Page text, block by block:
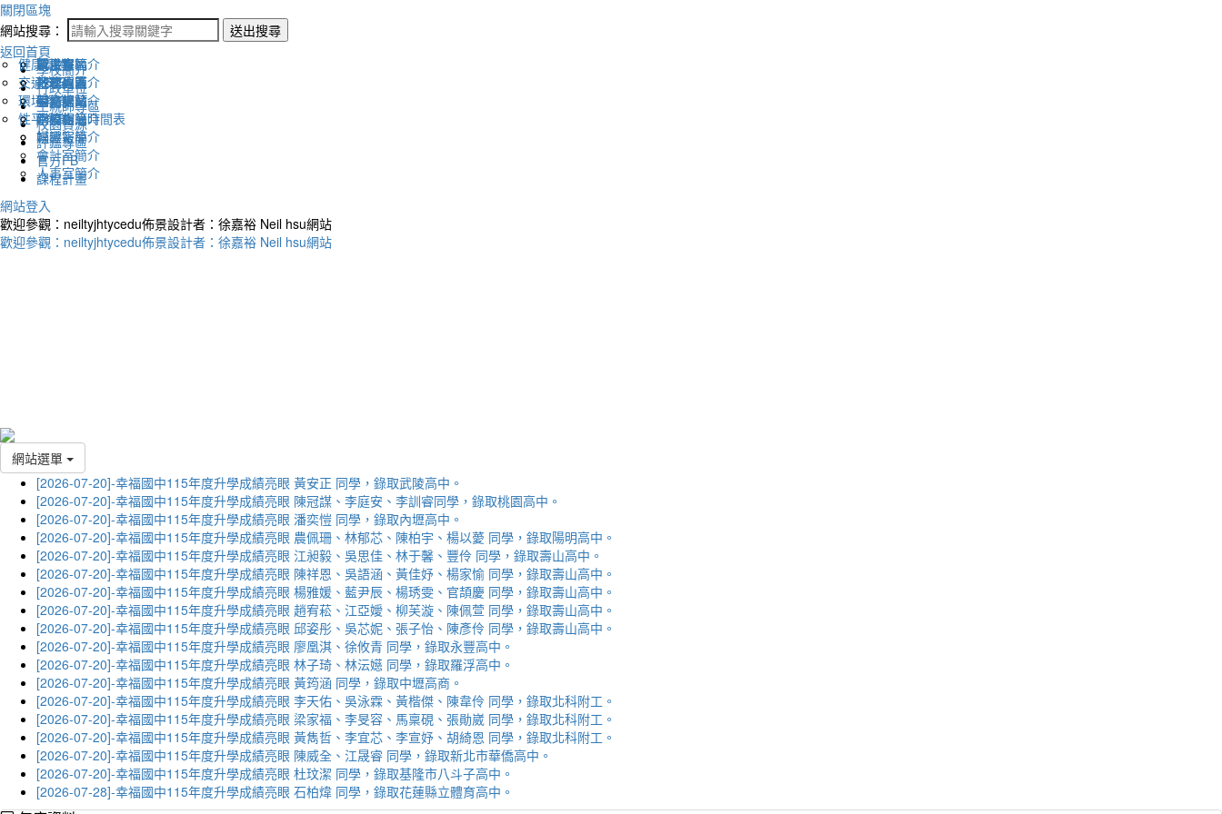
關閉區塊
網站搜尋：
送出搜尋
返回首頁
學校簡介
認識幸福
地理位置
英文網站
幸福相簿
媒體報導
行政單位
校長室簡介
教務處簡介
學務處簡介
總務處簡介
輔導室簡介
會計室簡介
人事室簡介
生親師專區
新生專區
升學專區
圖書館藏
學校作息時間表
校園資源
電子報
下載列表
評鑑專區
健康促進
交通安全
環境教育
性平教育
官方FB
課程計畫
網站登入
歡迎參觀：neiltyjhtycedu佈景設計者：徐嘉裕 Neil hsu網站
歡迎參觀：neiltyjhtycedu佈景設計者：徐嘉裕 Neil hsu網站
網站選單
[2026-07-20]-幸福國中115年度升學成績亮眼 黃安正 同學，錄取武陵高中。
[2026-07-20]-幸福國中115年度升學成績亮眼 陳冠謀、李庭安、李訓睿同學，錄取桃園高中。
[2026-07-20]-幸福國中115年度升學成績亮眼 潘奕愷 同學，錄取內壢高中。
[2026-07-20]-幸福國中115年度升學成績亮眼 農佩珊、林郁芯、陳柏宇、楊以薆 同學，錄取陽明高中。
[2026-07-20]-幸福國中115年度升學成績亮眼 江昶毅、吳思佳、林于馨、豐伶 同學，錄取壽山高中。
[2026-07-20]-幸福國中115年度升學成績亮眼 陳祥恩、吳語涵、黃佳妤、楊家愉 同學，錄取壽山高中。
[2026-07-20]-幸福國中115年度升學成績亮眼 楊雅媛、藍尹辰、楊琇雯、官頡慶 同學，錄取壽山高中。
[2026-07-20]-幸福國中115年度升學成績亮眼 趙宥菘、江亞嬡、柳芙漩、陳佩萱 同學，錄取壽山高中。
[2026-07-20]-幸福國中115年度升學成績亮眼 邱姿彤、吳芯妮、張子怡、陳彥伶 同學，錄取壽山高中。
[2026-07-20]-幸福國中115年度升學成績亮眼 廖凰淇、徐攸青 同學，錄取永豐高中。
[2026-07-20]-幸福國中115年度升學成績亮眼 林子琦、林沄嬨 同學，錄取羅浮高中。
[2026-07-20]-幸福國中115年度升學成績亮眼 黃筠涵 同學，錄取中壢高商。
[2026-07-20]-幸福國中115年度升學成績亮眼 李天佑、吳泳霖、黃楷傑、陳韋伶 同學，錄取北科附工。
[2026-07-20]-幸福國中115年度升學成績亮眼 梁家福、李旻容、馬稟硯、張勛崴 同學，錄取北科附工。
[2026-07-20]-幸福國中115年度升學成績亮眼 黃雋哲、李宜芯、李宣妤、胡綺恩 同學，錄取北科附工。
[2026-07-20]-幸福國中115年度升學成績亮眼 陳威全、江晟睿 同學，錄取新北市華僑高中。
[2026-07-20]-幸福國中115年度升學成績亮眼 杜玟潔 同學，錄取基隆市八斗子高中。
[2026-07-28]-幸福國中115年度升學成績亮眼 石柏煒 同學，錄取花蓮縣立體育高中。